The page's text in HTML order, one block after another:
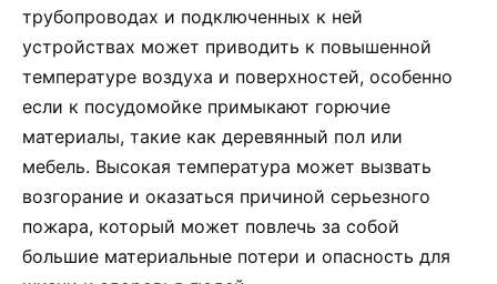
трубопроводах и подключенных к ней
устройствах может приводить к повышенной
температуре воздуха и поверхностей, особенно
если к посудомойке примыкают горючие
материалы, такие как деревянный пол или
мебель. Высокая температура может вызвать
возгорание и оказаться причиной серьезного
пожара, который может повлечь за собой
большие материальные потери и опасность для